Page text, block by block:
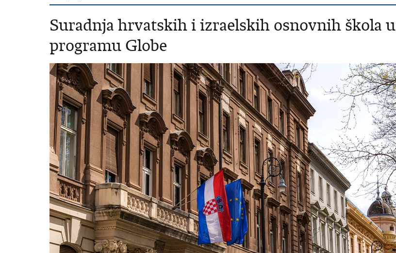
Suradnja hrvatskih i izraelskih osnovnih škola u
programu Globe